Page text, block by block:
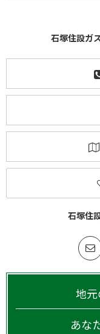
石塚住設ガ
石塚住
地元
あな